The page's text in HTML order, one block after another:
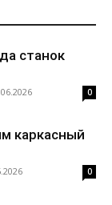
станок
0
каркасный
0